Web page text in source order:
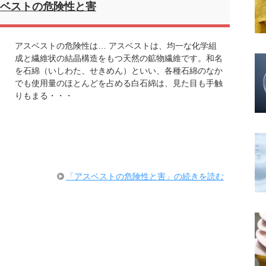
ストの危険性と害
アスベストの危険性は… アスベストは、均一な化学組
成と繊維状の結晶構造をもつ天然の鉱物繊維です。和名
を石綿（いしわた、せきめん）といい、各種石綿のなか
でも使用量のほとんどを占める白石綿は、見た目も手触
りもまる・・・
「アスベストの危険性と害」の続きを読む